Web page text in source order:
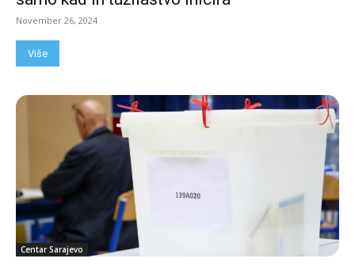
November 26, 2024
Više
Centar Sarajevo